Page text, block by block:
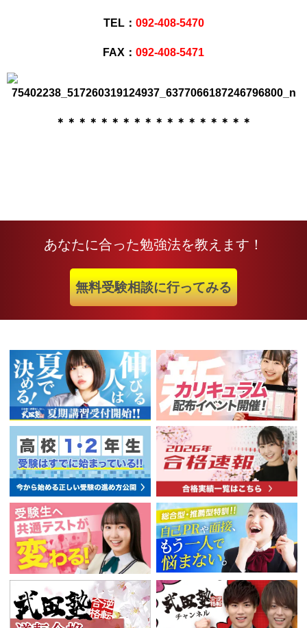
TEL： 092-408-5470
FAX： 092-408-5471
＊＊＊＊＊＊＊＊＊＊＊＊＊＊＊＊＊＊
あなたに合った勉強法を教えます！
無料受験相談に行ってみる